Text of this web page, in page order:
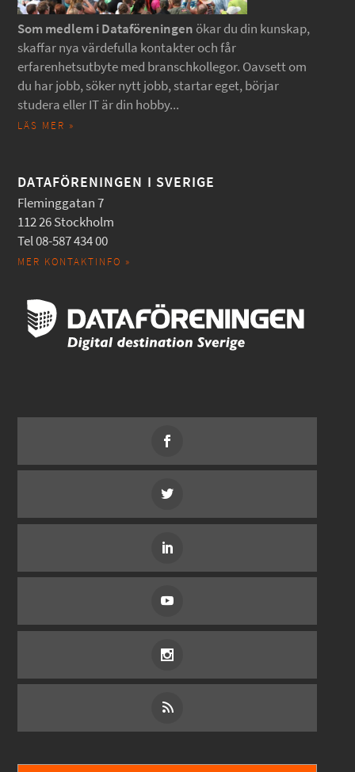
Som medlem i Dataföreningen ökar du din kunskap,
skaffar nya värdefulla kontakter och får
erfarenhetsutbyte med branschkollegor. Oavsett om
du har jobb, söker nytt jobb, startar eget, börjar
studera eller IT är din hobby...
LÄS MER »
DATAFÖRENINGEN I SVERIGE
Fleminggatan 7
112 26 Stockholm
Tel 08-587 434 00
MER KONTAKTINFO »